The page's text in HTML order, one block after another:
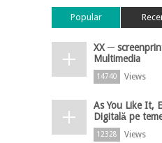
Popular
XX ─
Multimedia
14740 Views
As You Like It,
Digitală pe
12328 Views